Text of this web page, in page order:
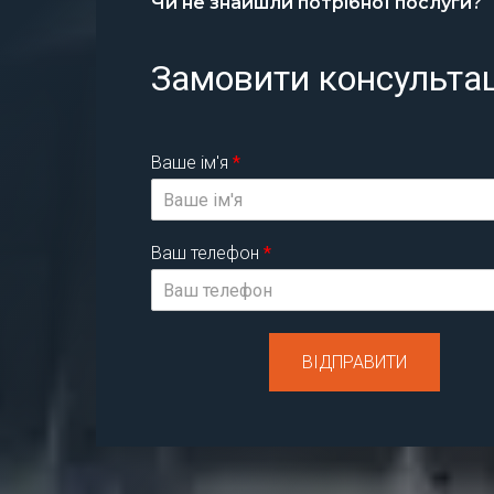
Замовити
Ваше ім'я *
Ваш телефон *
ВІДПРАВИТИ